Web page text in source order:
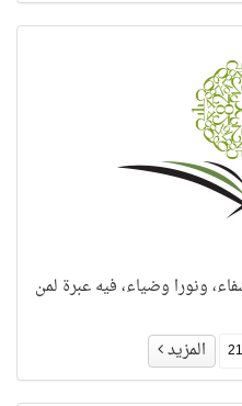
ونورا وضياء، فيه عبرة لمن
المزيد